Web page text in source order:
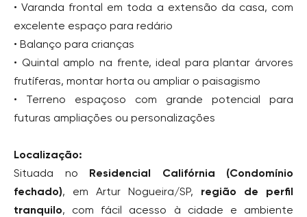
• Varanda frontal em toda a extensão da casa, com
excelente espaço para redário
• Balanço para crianças
• Quintal amplo na frente, ideal para plantar árvores
frutíferas, montar horta ou ampliar o paisagismo
• Terreno espaçoso com grande potencial para
futuras ampliações ou personalizações
Localização:
Situada no Residencial Califórnia (Condomínio
fechado), em Artur Nogueira/SP, região de perfil
tranquilo, com fácil acesso à cidade e ambiente